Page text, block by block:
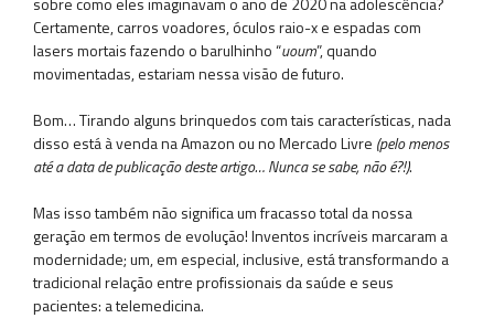
Certamente, carros voadores, óculos raio-x e espadas com
lasers mortais fazendo o barulhinho “uoum”, quando
movimentadas, estariam nessa visão de futuro.
Bom… Tirando alguns brinquedos com tais características, nada
disso está à venda na Amazon ou no Mercado Livre (pelo menos
até a data de publicação deste artigo… Nunca se sabe, não é?!).
Mas isso também não significa um fracasso total da nossa
geração em termos de evolução! Inventos incríveis marcaram a
modernidade; um, em especial, inclusive, está transformando a
tradicional relação entre profissionais da saúde e seus
pacientes: a telemedicina.